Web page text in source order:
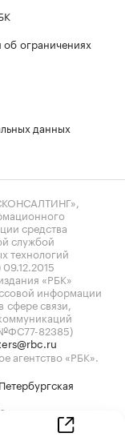
ограничениях
данных
средства
службой
технологий
«РБК»
информации
связи,
82385)
агентство «РБК».